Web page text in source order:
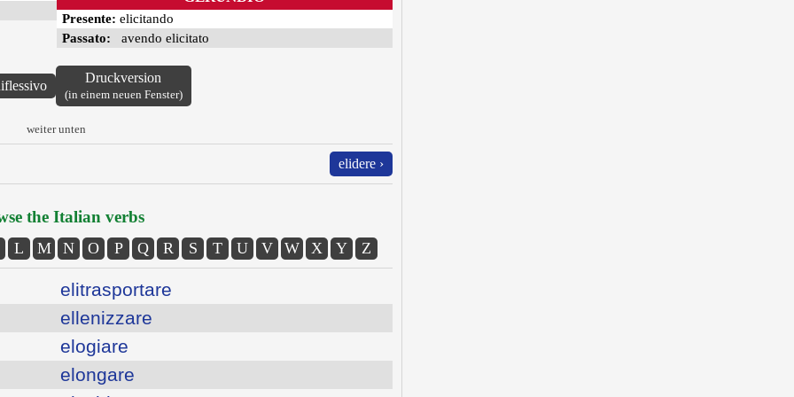
Presente: elicitando
Passato: avendo elicitato
Druckversion
(in einem neuen Fenster)
weiter unten
elidere ›
the Italian verbs
L M N O P Q R S T U V W X Y Z
elitrasportare
ellenizzare
elogiare
elongare